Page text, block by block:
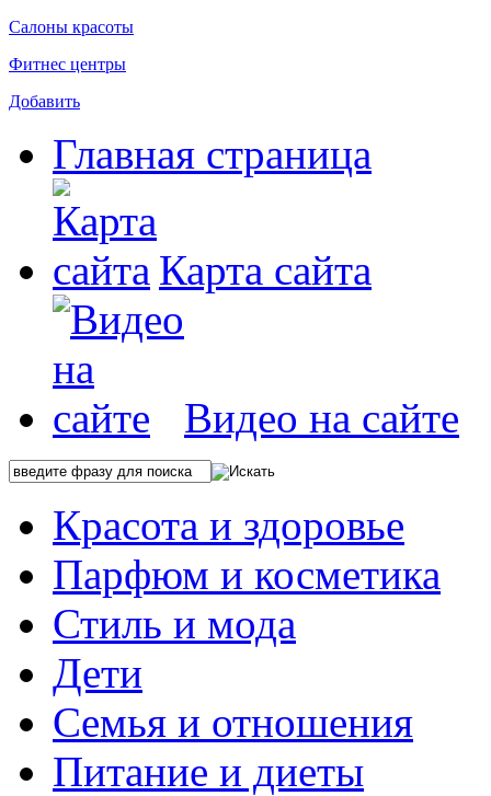
Салоны красоты
Фитнес центры
Добавить
Главная страница
Карта сайта
Видео на сайте
Красота и здоровье
Парфюм и косметика
Стиль и мода
Дети
Семья и отношения
Питание и диеты